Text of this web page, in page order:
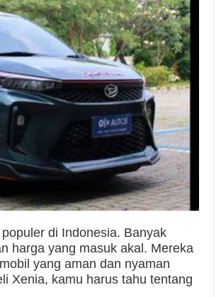
di Indonesia. Banyak
harga yang masuk akal. Mereka
yang aman dan nyaman
Xenia, kamu harus tahu tentang